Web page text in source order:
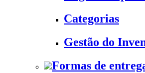
Categorias
Gestão do
Formas de